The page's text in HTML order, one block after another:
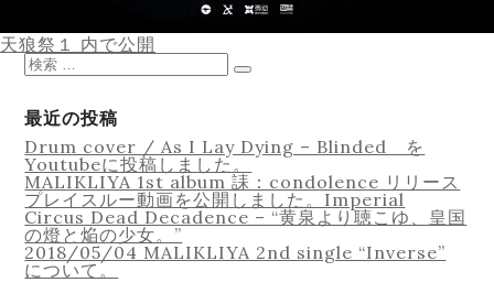
Lesson
Online Recording
投
稿
天狼祭１ 内で公開
検
索
象:
検
最近の投稿
Drum cover / As I Lay Dying – Blinded を
Youtubeに投稿しました。
MALIKLIYA 1st album 誄：condolence リリース
プレイスルー動画を公開しました。Imperial
Circus Dead Decadence – “黄泉より聴こゆ、皇国
の燈と焔の少女。”
2018/05/04 MALIKLIYA 2nd single “Inverse”
について。